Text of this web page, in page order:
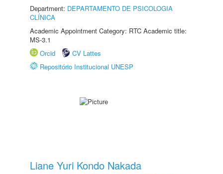
Department: DEPARTAMENTO DE PSICOLOGIA
CLÍNICA
Academic Appointment Category: RTC Academic title:
MS-3.1
Orcid
CV Lattes
Repositório Institucional UNESP
Liane Yuri Kondo Nakada